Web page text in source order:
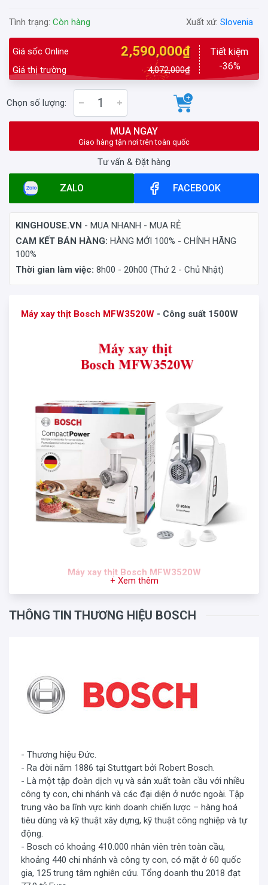
Tình trạng: Còn hàng Xuất xứ: Slovenia
Giá sốc Online 2,590,000₫
Giá thị trường 4,072,000₫
Tiết kiệm
-36%
Chọn số lượng:
MUA NGAY
Giao hàng tận nơi trên toàn quốc
Tư vấn & Đặt hàng
ZALO FACEBOOK
KINGHOUSE.VN - MUA NHANH - MUA RẺ
CAM KẾT BÁN HÀNG: HÀNG MỚI 100% - CHÍNH HÃNG
100%
Thời gian làm việc: 8h00 - 20h00 (Thứ 2 - Chủ Nhật)
Máy xay thịt Bosch MFW3520W - Công suất 1500W
Máy xay thịt Bosch MFW3520W
+ Xem thêm
THÔNG TIN THƯƠNG HIỆU BOSCH
- Thương hiệu Đức.
- Ra đời năm 1886 tại Stuttgart bởi Robert Bosch.
- Là một tập đoàn dịch vụ và sản xuất toàn cầu với nhiều
công ty con, chi nhánh và các đại diện ở nước ngoài. Tập
trung vào ba lĩnh vực kinh doanh chiến lược – hàng hoá
tiêu dùng và kỹ thuật xây dựng, kỹ thuật công nghiệp và tự
động.
- Bosch có khoảng 410.000 nhân viên trên toàn cầu,
khoảng 440 chi nhánh và công ty con, có mặt ở 60 quốc
gia, 125 trung tâm nghiên cứu. Tổng doanh thu 2018 đạt